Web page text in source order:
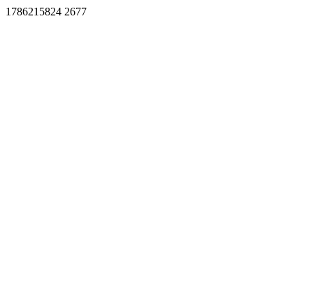
1786215824 2677